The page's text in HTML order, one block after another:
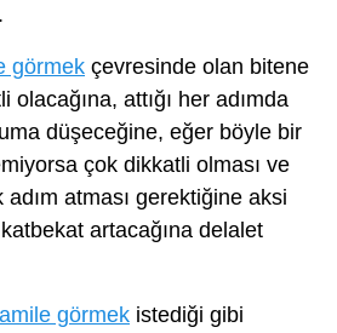
görmek çevresinde olan bitene
olacağına, attığı her adımda
düşeceğine, eğer böyle bir
çok dikkatli olması ve
atması gerektiğine aksi
artacağına delalet
görmek istediği gibi